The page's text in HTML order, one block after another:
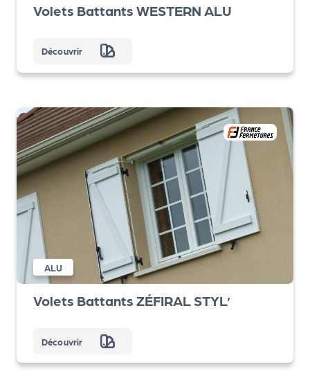
Volets Battants WESTERN ALU
Découvrir
ALU
Volets Battants ZÉFIRAL STYL’
Découvrir